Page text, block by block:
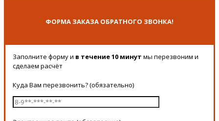
ФОРМА ЗАКАЗА ОБРАТНОГО ЗВОНКА!
Заполните форму и в течение 10 минут мы перезвоним и
сделаем расчёт
Куда Вам перезвонить? (обязательно)